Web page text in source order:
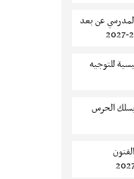
عن بعد
للتوجيه
بسلك الحرس